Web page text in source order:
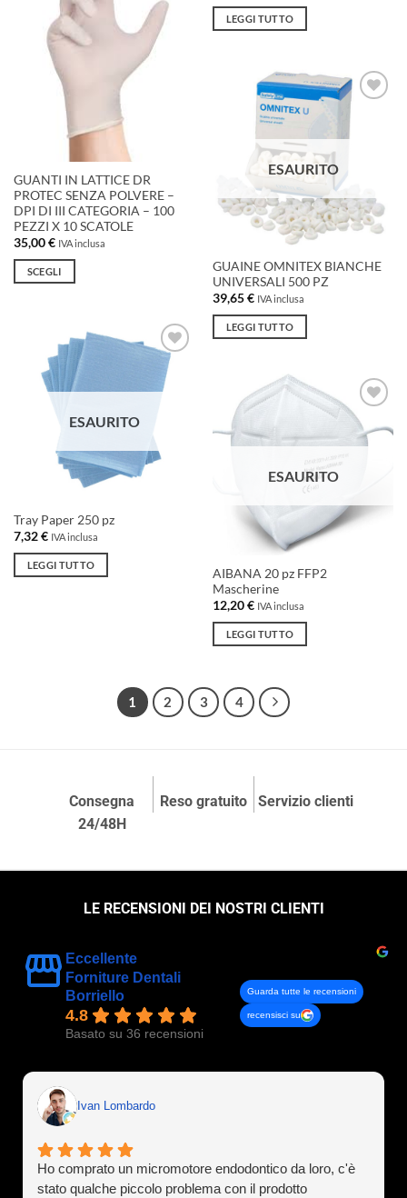
originale
era:
attuale
LEGGI TUTTO
dei
desideri
GUANTI IN LATTICE DR
PROTEC SENZA POLVERE –
DPI DI III CATEGORIA – 100
PEZZI X 10 SCATOLE
35,00€ IVA inclusa
SCEGLI
varianti.
opzioni
del
prodotto
ESAURITO
GUAINE OMNITEX BIANCHE
UNIVERSALI 500 PZ
39,65€ IVA inclusa
LEGGI TUTTO
Aggiungi
alla lista
dei
ESAURITO
Tray Paper 250 pz
7,32€ IVA inclusa
LEGGI TUTTO
Aggiungi
alla lista
dei
ESAURITO
AIBANA 20 pz FFP2
Mascherine
12,20€ IVA inclusa
LEGGI TUTTO
1 2 3 4
Consegna
24/48H
Reso gratuito Servizio clienti
LE RECENSIONI DEI NOSTRI CLIENTI
Eccellente
Forniture Dentali
Borriello
4.8
Basato su 36 recensioni
Guarda tutte le recensioni
recensisci su
Ivan Lombardo
Ho comprato un micromotore endodontico da loro, c'è
stato qualche piccolo problema con il prodotto